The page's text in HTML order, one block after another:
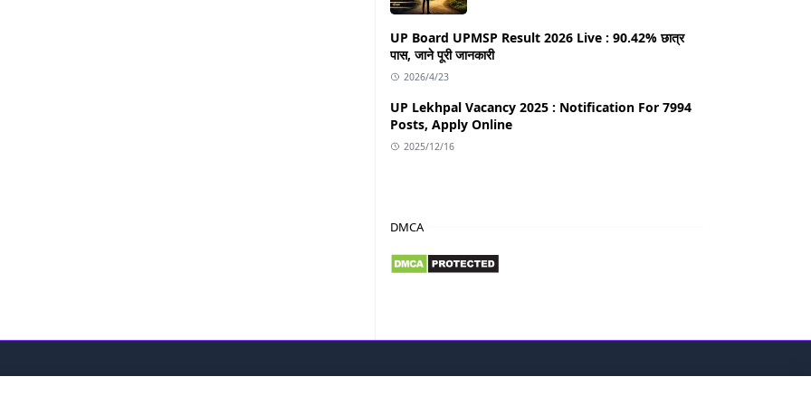
UP Board UPMSP Result 2026 Live : 90.42% छात्र
पास, जाने पूरी जानकारी
2026/4/23
UP Lekhpal Vacancy 2025 : Notification For 7994
Posts, Apply Online
2025/12/16
DMCA